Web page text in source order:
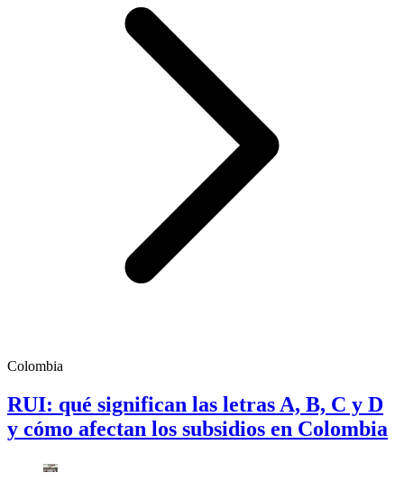
Colombia
RUI: qué significan las letras A, B, C y D
y cómo afectan los subsidios en Colombia